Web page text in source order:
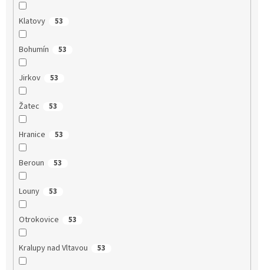
Klatovy 53
Bohumín 53
Jirkov 53
Žatec 53
Hranice 53
Beroun 53
Louny 53
Otrokovice 53
Kralupy nad Vltavou 53